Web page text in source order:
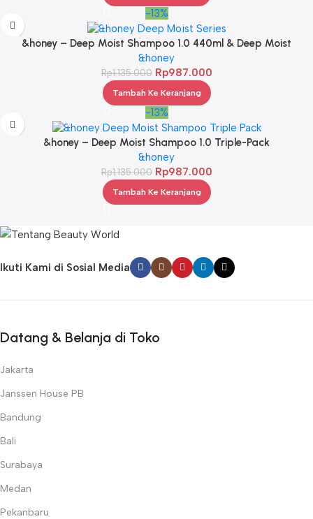
-13%
&honey – Deep Moist Shampoo 1.0 440ml & Deep Moist
Treatment 2.0 445Gr & Deep Moist Hair Oil 3.0 100ml
&honey
Rp1.135.000 Rp987.000
Tambah Ke Keranjang
-13%
&honey – Deep Moist Shampoo 1.0 Triple-Pack
&honey
Rp1.135.000 Rp987.000
Tambah Ke Keranjang
Ikuti Kami di Sosial Media
Datang & Belanja di Toko
Jakarta
Janssen House PB
Bandung
Bali
Surabaya
Medan
Pekanbaru